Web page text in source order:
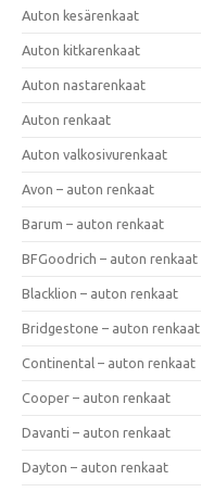
Auton kesärenkaat
Auton kitkarenkaat
Auton nastarenkaat
Auton renkaat
Auton valkosivurenkaat
Avon – auton renkaat
Barum – auton renkaat
BFGoodrich – auton renkaat
Blacklion – auton renkaat
Bridgestone – auton renkaat
Continental – auton renkaat
Cooper – auton renkaat
Davanti – auton renkaat
Dayton – auton renkaat